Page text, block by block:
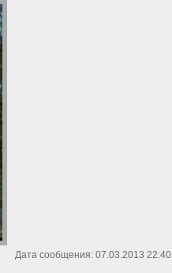
Дата сообщения: 07.03.2013 22:40